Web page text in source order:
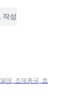
작성
매, 조제종국, 효